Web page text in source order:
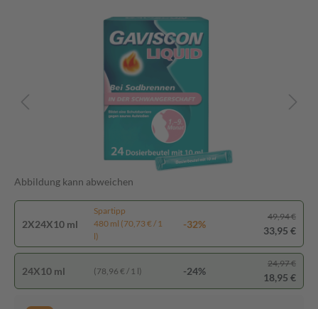
Abbildung kann abweichen
2X24X10 ml
Spartipp
480 ml (70,73 € / 1
l)
-32%
49,94 €
33,95 €
24X10 ml (78,96 € / 1 l) -24%
24,97 €
18,95 €